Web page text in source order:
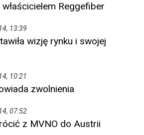
Reggefiber
13:39
wizję rynku i swojej
10:21
zwolnienia
07:52
z MVNO do Austrii